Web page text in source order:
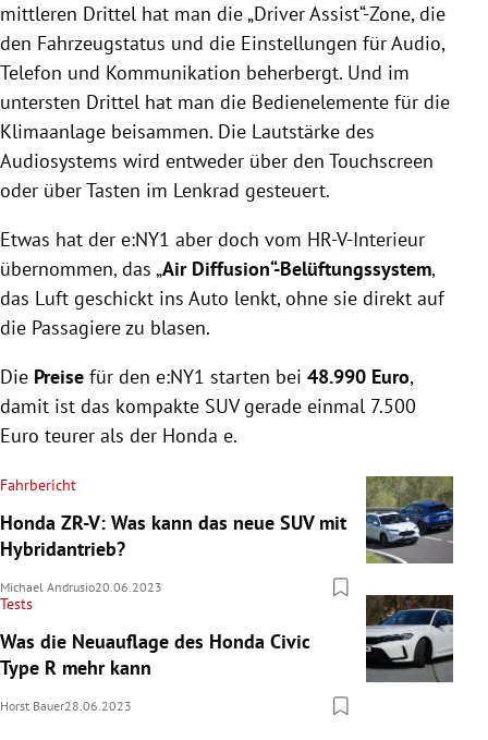
mittleren Drittel hat man die „Driver Assist“-Zone, die
den Fahrzeugstatus und die Einstellungen für Audio,
Telefon und Kommunikation beherbergt. Und im
untersten Drittel hat man die Bedienelemente für die
Klimaanlage beisammen. Die Lautstärke des
Audiosystems wird entweder über den Touchscreen
oder über Tasten im Lenkrad gesteuert.
Etwas hat der e:NY1 aber doch vom HR-V-Interieur
übernommen, das „Air Diffusion“-Belüftungssystem,
das Luft geschickt ins Auto lenkt, ohne sie direkt auf
die Passagiere zu blasen.
Die Preise für den e:NY1 starten bei 48.990 Euro,
damit ist das kompakte SUV gerade einmal 7.500
Euro teurer als der Honda e.
Fahrbericht
Honda ZR-V: Was kann das neue SUV mit
Hybridantrieb?
Michael Andrusio20.06.2023
Tests
Was die Neuauflage des Honda Civic
Type R mehr kann
Horst Bauer28.06.2023